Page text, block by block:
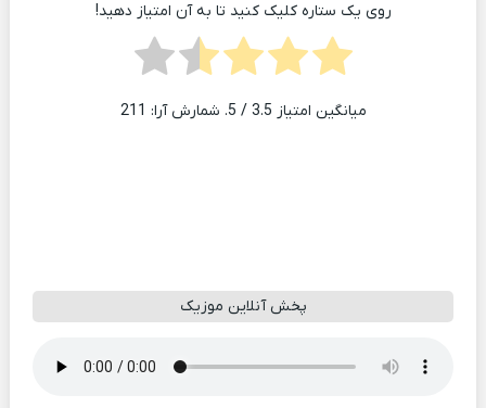
روی یک ستاره کلیک کنید تا به آن امتیاز دهید!
میانگین امتیاز 3.5 / 5. شمارش آرا: 211
پخش آنلاین موزیک